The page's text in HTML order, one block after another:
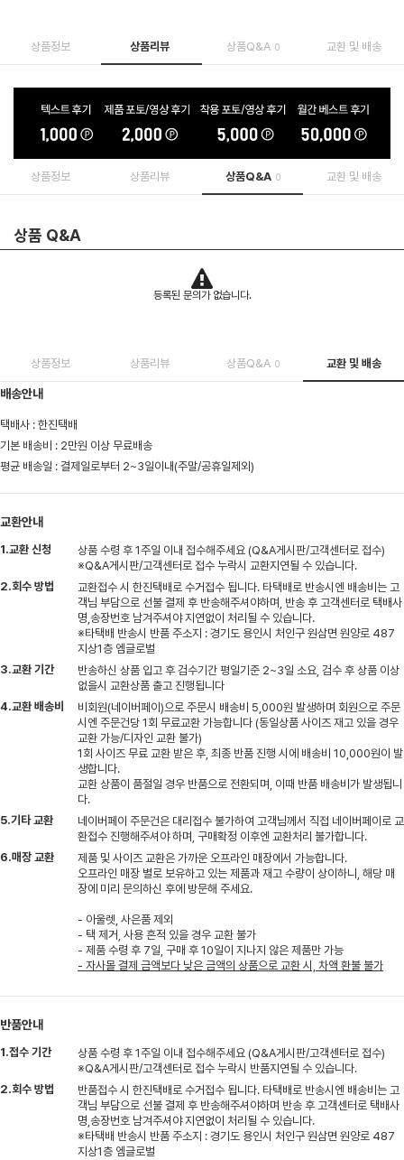
상품정보 상품리뷰 상품Q&A 0 교환 및 배송
상품정보 상품리뷰 상품Q&A 0 교환 및 배송
상품 Q&A
등록된 문의가 없습니다.
상품정보 상품리뷰 상품Q&A 0 교환 및 배송
배송안내
택배사 : 한진택배
기본 배송비 : 2만원 이상 무료배송
평균 배송일 : 결제일로부터 2~3일이내(주말/공휴일제외)
교환안내
1.교환 신청
상품 수령 후 1주일 이내 접수해주세요 (Q&A게시판/고객센터로 접수)
※Q&A게시판/고객센터로 접수 누락시 교환지연될 수 있습니다.
2.회수 방법
교환접수 시 한진택배로 수거접수 됩니다. 타택배로 반송시엔 배송비는 고
객님 부담으로 선불 결제 후 반송해주셔야하며, 반송 후 고객센터로 택배사
명,송장번호 남겨주셔야 지연없이 처리될 수 있습니다.
※타택배 반송시 반품 주소지 : 경기도 용인시 처인구 원삼면 원양로 487
지상1층 엠글로벌
3.교환 기간
반송하신 상품 입고 후 검수기간 평일기준 2~3일 소요, 검수 후 상품 이상
없을시 교환상품 출고 진행됩니다
4.교환 배송비
비회원(네이버페이)으로 주문시 배송비 5,000원 발생하며 회원으로 주문
시엔 주문건당 1회 무료교환 가능합니다 (동일상품 사이즈 재고 있을 경우
교환 가능/디자인 교환 불가)
1회 사이즈 무료 교환 받은 후, 최종 반품 진행 시에 배송비 10,000원이 발
생합니다.
교환 상품이 품절일 경우 반품으로 전환되며, 이때 반품 배송비가 발생됩니
다.
5.기타 교환
네이버페이 주문건은 대리접수 불가하여 고객님께서 직접 네이버페이로 교
환접수 진행해주셔야 하며, 구매확정 이후엔 교환처리 불가합니다.
6.매장 교환
제품 및 사이즈 교환은 가까운 오프라인 매장에서 가능합니다.
오프라인 매장 별로 보유하고 있는 제품과 재고 수량이 상이하니, 해당 매
장에 미리 문의하신 후에 방문해 주세요.
- 아울렛, 사은품 제외
- 택 제거, 사용 흔적 있을 경우 교환 불가
- 제품 수령 후 7일, 구매 후 10일이 지나지 않은 제품만 가능
- 자사몰 결제 금액보다 낮은 금액의 상품으로 교환 시, 차액 환불 불가
반품안내
1.접수 기간
상품 수령 후 1주일 이내 접수해주세요 (Q&A게시판/고객센터로 접수)
※Q&A게시판/고객센터로 접수 누락시 반품지연될 수 있습니다.
2.회수 방법
반품접수 시 한진택배로 수거접수 됩니다. 타택배로 반송시엔 배송비는 고
객님 부담으로 선불 결제 후 반송해주셔야하며 반송 후 고객센터로 택배사
명,송장번호 남겨주셔야 지연없이 처리될 수 있습니다.
※타택배 반송시 반품 주소지 : 경기도 용인시 처인구 원삼면 원양로 487
지상1층 엠글로벌